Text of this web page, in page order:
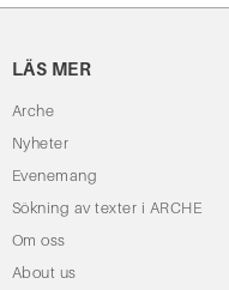
LÄS MER
Arche
Nyheter
Evenemang
Sökning av texter i ARCHE
Om oss
About us